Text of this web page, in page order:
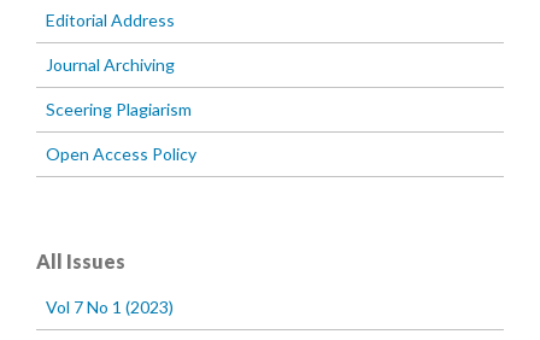
Editorial Address
Journal Archiving
Sceering Plagiarism
Open Access Policy
All Issues
Vol 7 No 1 (2023)